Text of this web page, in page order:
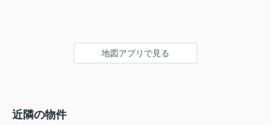
地図アプリで見る
近隣の物件